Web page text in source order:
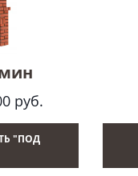
руб.
"ПОД